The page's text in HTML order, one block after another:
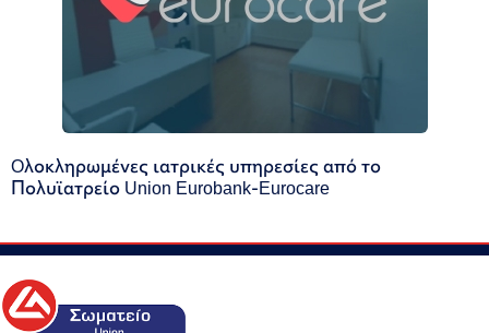
Oλοκληρωμένες ιατρικές υπηρεσίες από το
Πολυϊατρείο Union Eurobank-Eurocare